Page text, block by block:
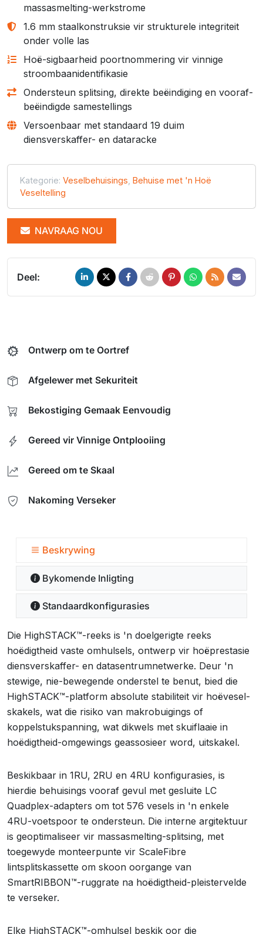
massasmelting-werkstrome
1.6 mm staalkonstruksie vir strukturele integriteit
onder volle las
Hoë-sigbaarheid poortnommering vir vinnige
stroombaanidentifikasie
Ondersteun splitsing, direkte beëindiging en vooraf-
beëindigde samestellings
Versoenbaar met standaard 19 duim
diensverskaffer- en dataracke
Kategorie: Veselbehuisings Behuise met 'n Hoë
Veseltelling
NAVRAAG NOU
Deel:
Ontwerp om te Oortref
Afgelewer met Sekuriteit
Bekostiging Gemaak Eenvoudig
Gereed vir Vinnige Ontplooiing
Gereed om te Skaal
Nakoming Verseker
Beskrywing
Bykomende Inligting
Standaardkonfigurasies
Die HighSTACK™-reeks is 'n doelgerigte reeks
hoëdigtheid vaste omhulsels, ontwerp vir hoëprestasie
diensverskaffer- en datasentrumnetwerke. Deur 'n
stewige, nie-bewegende onderstel te benut, bied die
HighSTACK™-platform absolute stabiliteit vir hoëvesel-
skakels, wat die risiko van makrobuigings of
koppelstukspanning, wat dikwels met skuiflaaie in
hoëdigtheid-omgewings geassosieer word, uitskakel.
Beskikbaar in 1RU, 2RU en 4RU konfigurasies, is
hierdie behuisings vooraf gevul met gesluite LC
Quadplex-adapters om tot 576 vesels in 'n enkele
4RU-voetspoor te ondersteun. Die interne argitektuur
is geoptimaliseer vir massasmelting-splitsing, met
toegewyde monteerpunte vir ScaleFibre
lintsplitskassette om skoon oorgange van
SmartRIBBON™-ruggrate na hoëdigtheid-pleistervelde
te verseker.
Elke HighSTACK™-omhulsel beskik oor die